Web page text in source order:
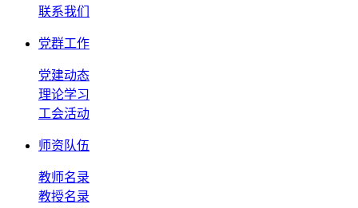
联系我们
党群工作
党建动态
理论学习
工会活动
师资队伍
教师名录
教授名录